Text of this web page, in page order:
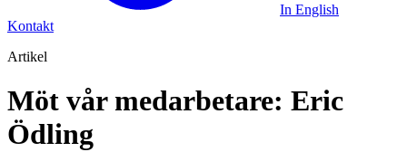
In English
Kontakt
Artikel
Möt vår medarbetare: Eric
Ödling